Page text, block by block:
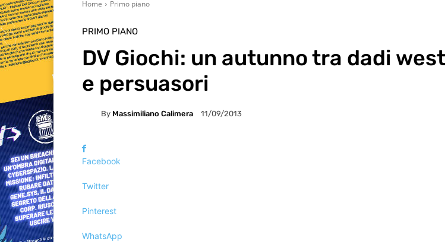
Home Primo piano
PRIMO PIANO
DV Giochi: un autunno tra dadi
e persuasori
By Massimiliano Calimera 11/09/2013
Facebook
Twitter
Pinterest
WhatsApp